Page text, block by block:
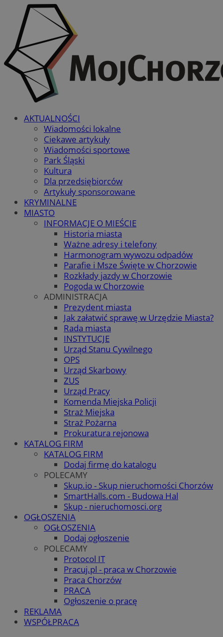
AKTUALNOŚCI
Wiadomości lokalne
Ciekawe artykuły
Wiadomości sportowe
Park Śląski
Kultura
Dla przedsiębiorców
Artykuły sponsorowane
KRYMINALNE
MIASTO
INFORMACJE O MIEŚCIE
Historia miasta
Ważne adresy i telefony
Harmonogram wywozu odpadów
Parafie i Msze Święte w Chorzowie
Rozkłady jazdy w Chorzowie
Pogoda w Chorzowie
ADMINISTRACJA
Prezydent miasta
Jak załatwić sprawę w Urzędzie Miasta?
Rada miasta
INSTYTUCJE
Urząd Stanu Cywilnego
OPS
Urząd Skarbowy
ZUS
Urząd Pracy
Komenda Miejska Policji
Straż Miejska
Straż Pożarna
Prokuratura rejonowa
KATALOG FIRM
KATALOG FIRM
Dodaj firmę do katalogu
POLECAMY
Skup.io - Skup nieruchomości Chorzów
SmartHalls.com - Budowa Hal
Skup - nieruchomosci.org
OGŁOSZENIA
OGŁOSZENIA
Dodaj ogłoszenie
POLECAMY
Protocol IT
Pracuj.pl - praca w Chorzowie
Praca Chorzów
PRACA
Ogłoszenie o pracę
REKLAMA
WSPÓŁPRACA